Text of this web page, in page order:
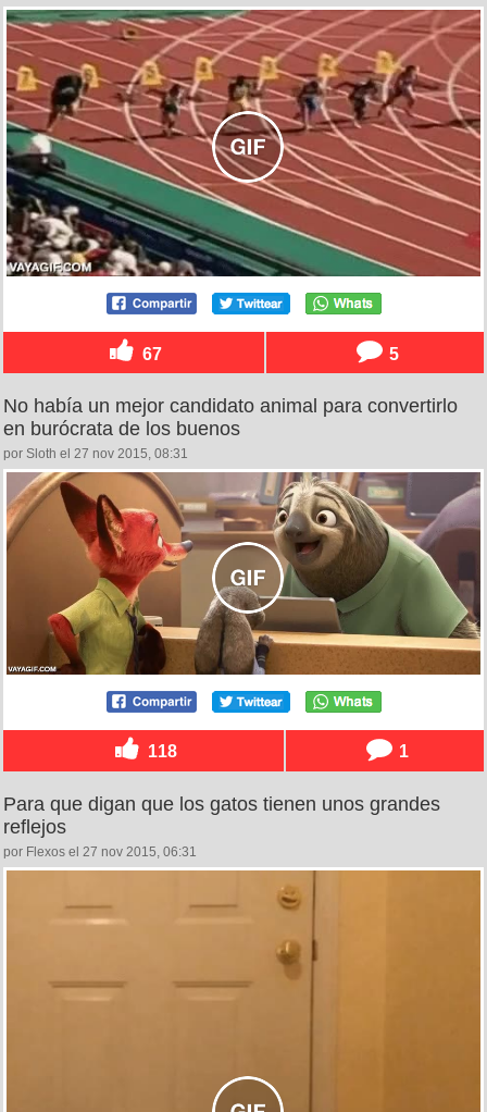
67 5
No había un mejor candidato animal para convertirlo
en burócrata de los buenos
por Sloth el 27 nov 2015, 08:31
118 1
Para que digan que los gatos tienen unos grandes
reflejos
por Flexos el 27 nov 2015, 06:31